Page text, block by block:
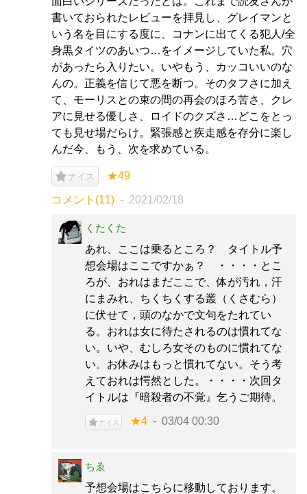
書いておられたレビューを拝見し、グレイマンと
いう名を目にする度に、コナンに出てくる犯人/全
身黒タイツのあいつ…をイメージしていた私。穴
があったら入りたい。いやもう、カッコいいのな
んの。正義を信じて悪を断つ。そのタフさに加え
て、モーリスとの束の間の再会のほろ苦さ、クレ
アに見せる優しさ、ロイドのクズさ…どこをとっ
ても見せ場だらけ。緊張感と疾走感を存分に楽し
んだ今、もう、次を求めている。
ナイス ★49
コメント(11) 2021/02/18
くたくた
あれ、ここは乗るところ？ タイトル予
想会場はここですかぁ？ ・・・・とこ
ろが、おれはまだここで、体が汚れ，汗
にまみれ、ちくちくする叢（くさむら）
に伏せて，頭のなかで文句をたれてい
る。おれは女に待たされるのは慣れてな
い。いや、むしろ女そのものに慣れてな
い。お休みはもっと慣れてない。そう考
えておれは愕然とした。・・・・次回タ
イトルは『暗殺者の不覚』乞うご期待。
ナイス ★4 03/04 00:30
ちゑ
予想会場はこちらに移動しております。